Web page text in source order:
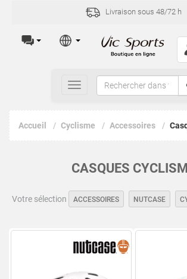
Livraison sous 48/72 h
Toggle
navigation
Accueil Cyclisme Accessoires
CASQUES
Votre sélection ACCESSOIRES NUTCASE